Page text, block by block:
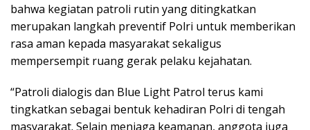
bahwa kegiatan patroli rutin yang ditingkatkan
merupakan langkah preventif Polri untuk memberikan
rasa aman kepada masyarakat sekaligus
mempersempit ruang gerak pelaku kejahatan.
“Patroli dialogis dan Blue Light Patrol terus kami
tingkatkan sebagai bentuk kehadiran Polri di tengah
masyarakat. Selain menjaga keamanan, anggota juga